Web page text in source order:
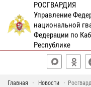
РОСГВАРДИЯ
Управление
национальной
Федерации по
Республике
Главная Новости